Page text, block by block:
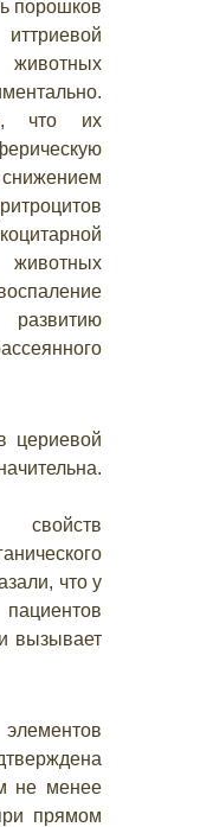
порошков
что их
снижением
цериевой
свойств
что у
вызывает
не менее
прямом